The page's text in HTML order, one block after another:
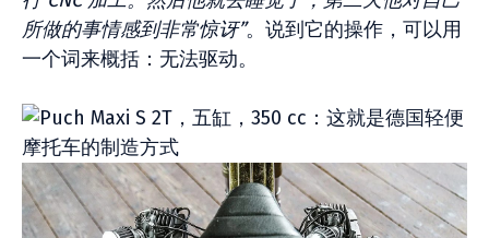
所做的事情感到非常惊讶”。说到它的操作，可以用
一个词来概括：无法驱动。